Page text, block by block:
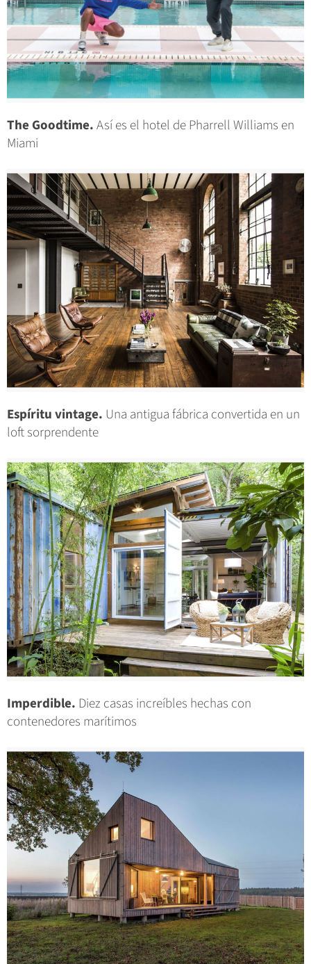
The Goodtime.Así es el hotel de Pharrell Williams en
Miami
Espíritu vintage. Una antigua fábrica convertida en un
loft sorprendente
Imperdible. Diez casas increíbles hechas con
contenedores marítimos